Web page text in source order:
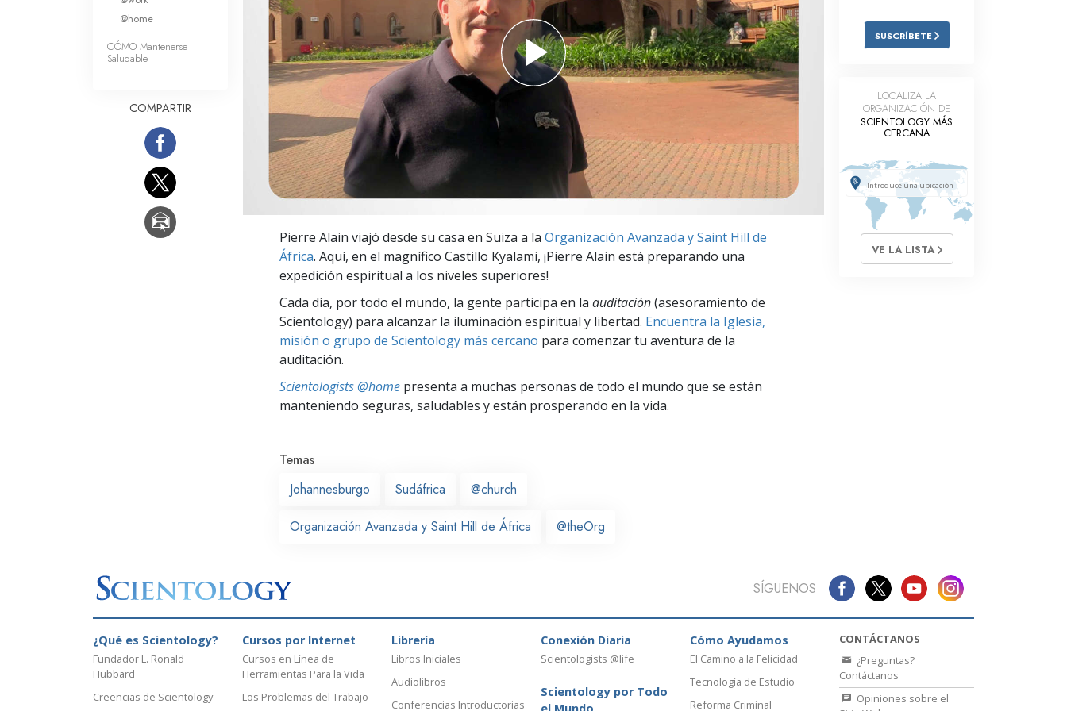
Amor y Odio: ¿Qué es Grandeza?
Respuestas a las Drogas
Los Niños
Herramientas para el Entorno Laboral
La Causa de la Supresión
Investigaciones
Los Fundamentos de la Organización
Los Fundamentos de las Relaciones
Pierre Alain viajó desde su casa en Suiza a la Organización Avanzada y Saint Hill de
África. Aquí, en el magnífico Castillo Kyalami, ¡Pierre Alain está preparando una
expedición espiritual a los niveles superiores!
Cada día, por todo el mundo, la gente participa en la auditación(asesoramiento de
Scientology) para alcanzar la iluminación espiritual y libertad. Encuentra la Iglesia,
misión o grupo de Scientology más cercano para comenzar tu aventura de la
auditación.
Scientologists @home presenta a muchas personas de todo el mundo que se están
manteniendo seguras, saludables y están prosperando en la vida.
Temas
Johannesburgo
Sudáfrica @church
Organización Avanzada y Saint Hill de África @theOrg
@home
CÓMO Mantenerse
Saludable
COMPARTIR
SUSCRÍBETE
LOCALIZA LA
ORGANIZACIÓN DE
SCIENTOLOGY MÁS
CERCANA
VE LA LISTA
SÍGUENOS
¿Qué es Scientology?
Fundador L. Ronald
Hubbard
Creencias de Scientology
Cursos por Internet
Cursos en Línea de
Herramientas Para la Vida
Los Problemas del Trabajo
Librería
Libros Iniciales
Audiolibros
Conferencias Introductorias
Conexión Diaria
Scientologists @life
Scientology por Todo
Cómo Ayudamos
El Camino a la Felicidad
Tecnología de Estudio
Reforma Criminal
CONTÁCTANOS
¿Preguntas?
Contáctanos
Opiniones sobre el